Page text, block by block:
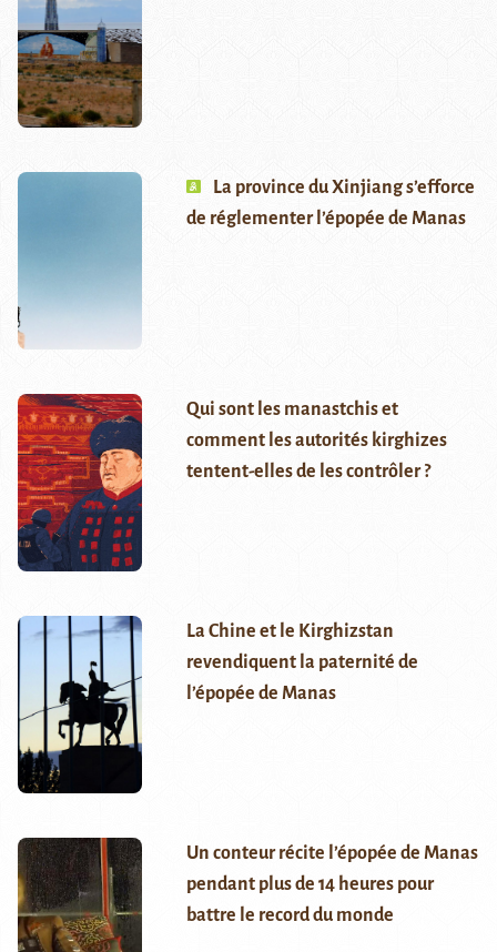
La province du Xinjiang s’efforce
de réglementer l’épopée de Manas
Qui sont les manastchis et
comment les autorités kirghizes
tentent-elles de les contrôler ?
La Chine et le Kirghizstan
revendiquent la paternité de
l’épopée de Manas
Un conteur récite l’épopée de Manas
pendant plus de 14 heures pour
battre le record du monde